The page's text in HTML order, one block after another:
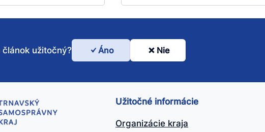
Bol
tento
článok
užitočný?
článok užitočný? Áno Nie
Užitočné informácie
Organizácie kraja